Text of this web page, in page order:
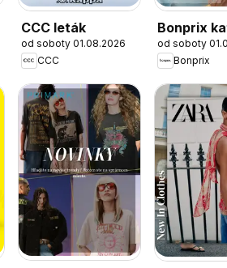
CCC leták
od soboty 01.08.2026
CCC
Bonprix
od soboty
Bonprix